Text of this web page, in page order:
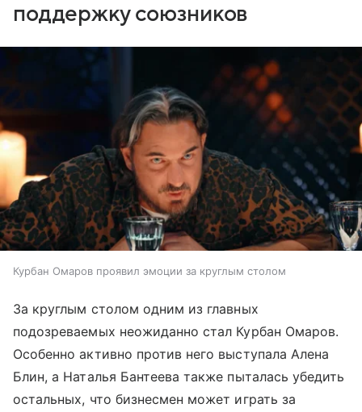
поддержку союзников
Курбан Омаров проявил эмоции за круглым столом
За круглым столом одним из главных
подозреваемых неожиданно стал Курбан Омаров.
Особенно активно против него выступала Алена
Блин, а Наталья Бантеева также пыталась убедить
остальных, что бизнесмен может играть за